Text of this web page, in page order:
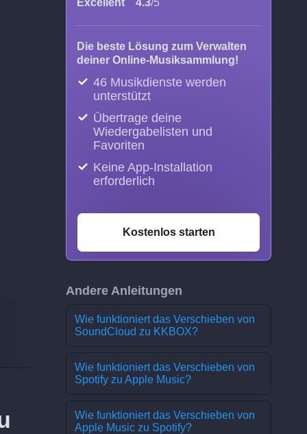
Excellent 4.3/5
Die beste Lösung zum Verwalten
deiner Online-Musiksammlung!
46 Musikdienste werden
unterstützt
Übertrage deine
Wiedergabelisten und
Favoriten
Keine App-Installation
erforderlich
Kostenlos starten
Andere Anleitungen
Wie funktioniert das Verschieben von
SoundCloud zu KKBOX?
Wie funktioniert das Verschieben von
Spotify zu Apple Music?
Wie funktioniert das Verschieben von
Apple Music zu Spotify?